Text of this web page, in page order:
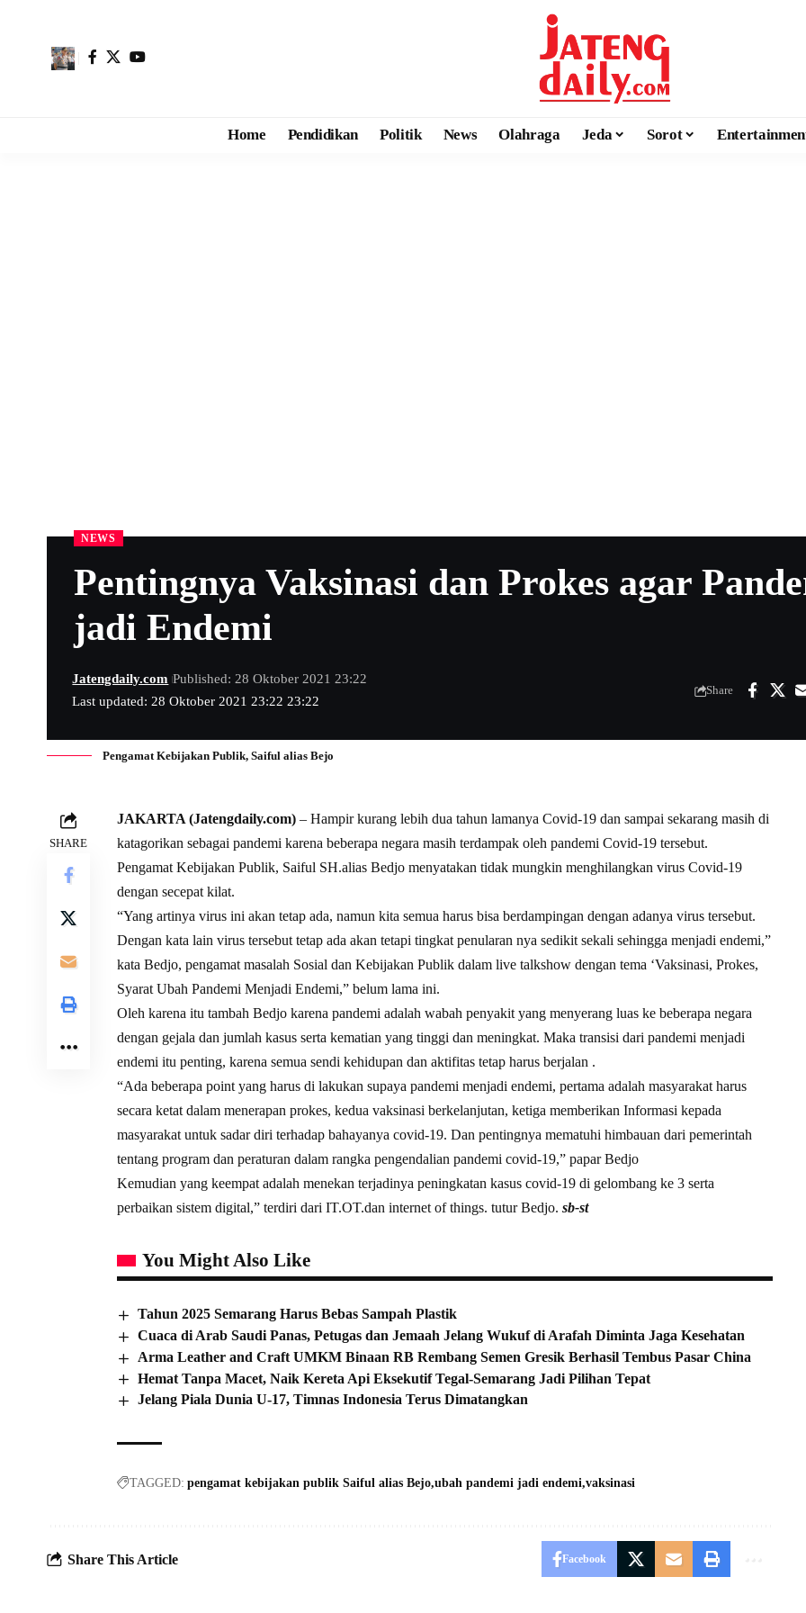
Home Pendidikan Politik News Olahraga Jeda Sorot
NEWS
Pentingnya Vaksinasi dan Prokes agar
jadi Endemi
Last updated: 28 Oktober 2021 23:22 23:22
Jatengdaily.com Published: 28 Oktober 2021 23:22
Share
Pengamat Kebijakan Publik, Saiful alias Bejo
SHARE
JAKARTA (Jatengdaily.com) – Hampir kurang lebih dua tahun lamanya Covid-19 dan sampai sekarang masih di
katagorikan sebagai pandemi karena beberapa negara masih terdampak oleh pandemi Covid-19 tersebut.
Pengamat Kebijakan Publik, Saiful SH.alias Bedjo menyatakan tidak mungkin menghilangkan virus Covid-19
dengan secepat kilat.
“Yang artinya virus ini akan tetap ada, namun kita semua harus bisa berdampingan dengan adanya virus tersebut.
Dengan kata lain virus tersebut tetap ada akan tetapi tingkat penularan nya sedikit sekali sehingga menjadi endemi,”
kata Bedjo, pengamat masalah Sosial dan Kebijakan Publik dalam live talkshow dengan tema ‘Vaksinasi, Prokes,
Syarat Ubah Pandemi Menjadi Endemi,” belum lama ini.
Oleh karena itu tambah Bedjo karena pandemi adalah wabah penyakit yang menyerang luas ke beberapa negara
dengan gejala dan jumlah kasus serta kematian yang tinggi dan meningkat. Maka transisi dari pandemi menjadi
endemi itu penting, karena semua sendi kehidupan dan aktifitas tetap harus berjalan .
“Ada beberapa point yang harus di lakukan supaya pandemi menjadi endemi, pertama adalah masyarakat harus
secara ketat dalam menerapan prokes, kedua vaksinasi berkelanjutan, ketiga memberikan Informasi kepada
masyarakat untuk sadar diri terhadap bahayanya covid-19. Dan pentingnya mematuhi himbauan dari pemerintah
tentang program dan peraturan dalam rangka pengendalian pandemi covid-19,” papar Bedjo
Kemudian yang keempat adalah menekan terjadinya peningkatan kasus covid-19 di gelombang ke 3 serta
perbaikan sistem digital,” terdiri dari IT.OT.dan internet of things. tutur Bedjo. sb-st
You Might Also Like
Tahun 2025 Semarang Harus Bebas Sampah Plastik
Cuaca di Arab Saudi Panas, Petugas dan Jemaah Jelang Wukuf di Arafah Diminta Jaga Kesehatan
Arma Leather and Craft UMKM Binaan RB Rembang Semen Gresik Berhasil Tembus Pasar China
Hemat Tanpa Macet, Naik Kereta Api Eksekutif Tegal-Semarang Jadi Pilihan Tepat
Jelang Piala Dunia U-17, Timnas Indonesia Terus Dimatangkan
TAGGED: pengamat kebijakan publik Saiful alias Bejo ubah pandemi jadi endemi vaksinasi
Share This Article Facebook